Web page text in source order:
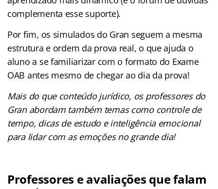
complementa esse suporte).
Por fim, os simulados do Gran seguem a mesma
estrutura e ordem da prova real, o que ajuda o
aluno a se familiarizar com o formato do Exame
OAB antes mesmo de chegar ao dia da prova!
Mais do que conteúdo jurídico, os professores do
Gran abordam também temas como controle de
tempo, dicas de estudo e inteligência emocional
para lidar com as emoções no grande dia!
Professores e avaliações que falam